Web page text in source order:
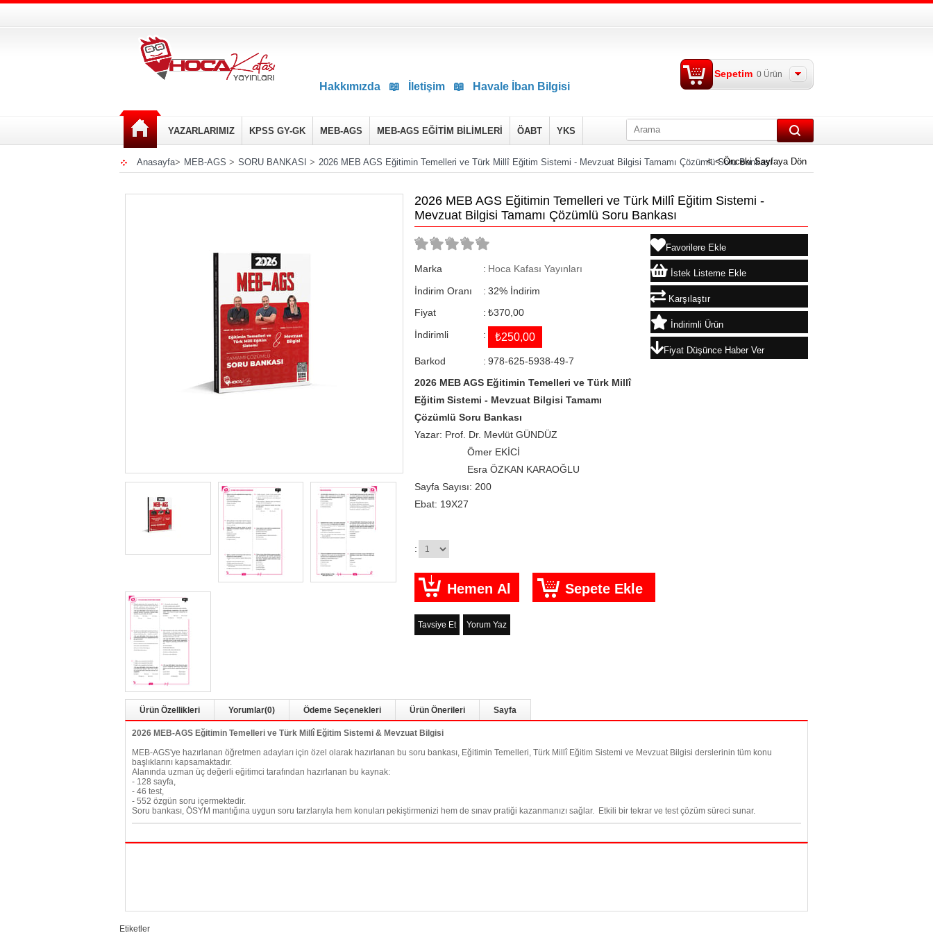
Hakkımızda 📖 İletişim 📖 Havale İban Bilgisi
Sepetim 0 Ürün
YAZARLARIMIZ KPSS GY-GK MEB-AGS MEB-AGS EĞİTİM BİLİMLERİ ÖABT YKS
Anasayfa> MEB-AGS > SORU BANKASI > 2026 MEB AGS Eğitimin Temelleri ve Türk Millî Eğitim Sistemi - Mevzuat Bilgisi Tamamı Çözümlü Soru Bankası
< < Önceki Sayfaya Dön
2026 MEB AGS Eğitimin Temelleri ve Türk Millî Eğitim Sistemi -
Mevzuat Bilgisi Tamamı Çözümlü Soru Bankası
Marka : Hoca Kafası Yayınları
İndirim Oranı
: %
32
İndirim
Fiyat
: ₺370,00
İndirimli
: ₺250,00
Barkod : 978-625-5938-49-7
2026 MEB AGS Eğitimin Temelleri ve Türk Millî
Eğitim Sistemi - Mevzuat Bilgisi Tamamı
Çözümlü Soru Bankası
Yazar: Prof. Dr. Mevlüt GÜNDÜZ
Ömer EKİCİ
Esra ÖZKAN KARAOĞLU
Sayfa Sayısı: 200
Ebat: 19X27
:
Favorilere Ekle
İstek Listeme Ekle
Karşılaştır
İndirimli Ürün
Fiyat Düşünce Haber Ver
Tavsiye Et Yorum Yaz
Ürün Özellikleri Yorumlar(0) Ödeme Seçenekleri Ürün Önerileri Sayfa
2026 MEB-AGS Eğitimin Temelleri ve Türk Millî Eğitim Sistemi & Mevzuat Bilgisi
MEB-AGS'ye hazırlanan öğretmen adayları için özel olarak hazırlanan bu soru bankası, Eğitimin Temelleri, Türk Millî Eğitim Sistemi ve Mevzuat Bilgisi derslerinin tüm konu
başlıklarını kapsamaktadır.
Alanında uzman üç değerli eğitimci tarafından hazırlanan bu kaynak:
- 128 sayfa,
- 46 test,
- 552 özgün soru içermektedir.
Soru bankası, ÖSYM mantığına uygun soru tarzlarıyla hem konuları pekiştirmenizi hem de sınav pratiği kazanmanızı sağlar. Etkili bir tekrar ve test çözüm süreci sunar.
Etiketler